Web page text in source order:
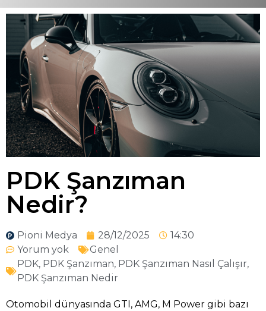
PDK Şanzıman
Nedir?
Pioni Medya 28/12/2025
14:30
Yorum yok
Genel
PDK, PDK Şanzıman, PDK Şanzıman Nasıl Çalışır,
PDK Şanzıman Nedir
Otomobil dünyasında GTI, AMG, M Power gibi bazı